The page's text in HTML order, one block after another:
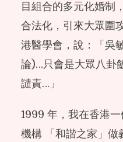
目組合的多元化婚制
合法化，引來大眾圍
港醫學會，說：「吳
論)…只會是大眾八卦
譴責…」
1999 年，我在香港
機構 「和諧之家」做